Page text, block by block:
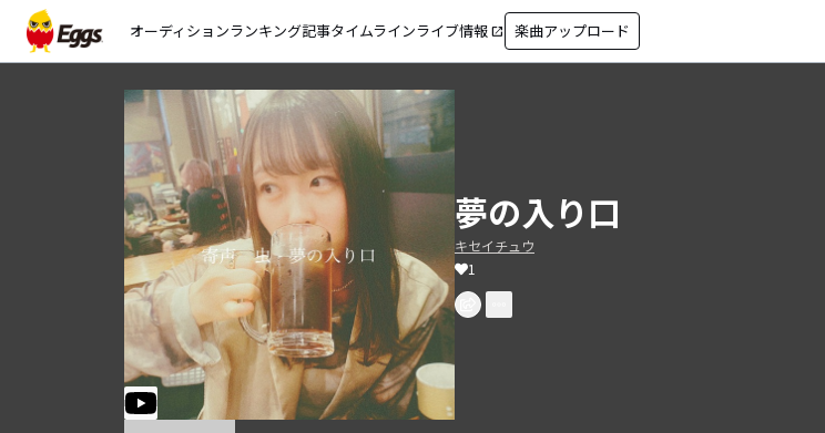
オーディションランキング記事タイムラインライブ情報 open_in_new 楽曲アップロード
夢の入り口
キセイチュウ
1